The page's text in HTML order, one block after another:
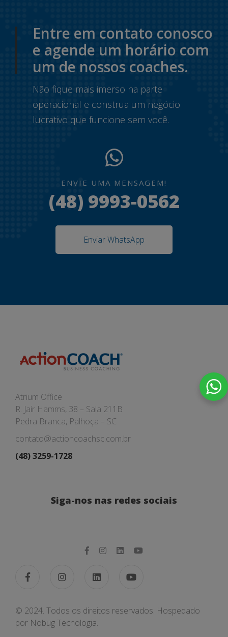
Entre em contato conosco
e agende um horário com
um de nossos coaches.
Não fique mais imerso na parte
operacional e construa um negócio
lucrativo que funcione sem você.
ENVIE UMA MENSAGEM!
(48) 9993-0562
Enviar WhatsApp
Atrium Office
R. Jair Hamms, 38 – Sala 211B
Pedra Branca, Palhoça – SC
contato@actioncoachsc.com.br
(48) 3259-1728
Siga-nos nas redes sociais
© 2024. Todos os direitos reservados. Hospedado
por Nobug Tecnologia.